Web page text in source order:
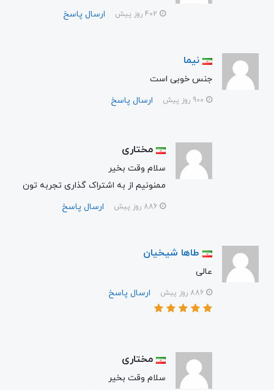
ارسال پاسخ
نیما
جنس خوبی است
ارسال پاسخ
مختاری
سلام وقت بخیر
ممنونیم از به اشتراک گذاری تجربه تون
ارسال پاسخ
طاها شیخیان
عالی
ارسال پاسخ
مختاری
سلام وقت بخیر